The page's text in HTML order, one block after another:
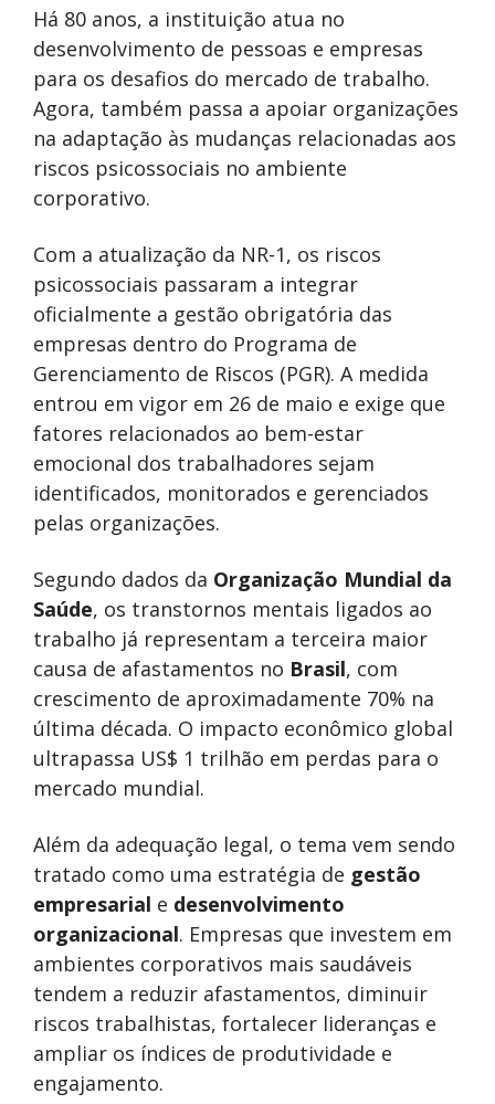
Há 80 anos, a instituição atua no
desenvolvimento de pessoas e empresas
para os desafios do mercado de trabalho.
Agora, também passa a apoiar organizações
na adaptação às mudanças relacionadas aos
riscos psicossociais no ambiente
corporativo.
Com a atualização da NR-1, os riscos
psicossociais passaram a integrar
oficialmente a gestão obrigatória das
empresas dentro do Programa de
Gerenciamento de Riscos (PGR). A medida
entrou em vigor em 26 de maio e exige que
fatores relacionados ao bem-estar
emocional dos trabalhadores sejam
identificados, monitorados e gerenciados
pelas organizações.
Segundo dados da Organização Mundial da
Saúde, os transtornos mentais ligados ao
trabalho já representam a terceira maior
causa de afastamentos no Brasil, com
crescimento de aproximadamente 70% na
última década. O impacto econômico global
ultrapassa US$ 1 trilhão em perdas para o
mercado mundial.
Além da adequação legal, o tema vem sendo
tratado como uma estratégia de gestão
empresarial e desenvolvimento
organizacional. Empresas que investem em
ambientes corporativos mais saudáveis
tendem a reduzir afastamentos, diminuir
riscos trabalhistas, fortalecer lideranças e
ampliar os índices de produtividade e
engajamento.